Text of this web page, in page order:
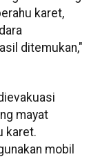
karet,
ditemukan,"
mayat
karet.
mobil